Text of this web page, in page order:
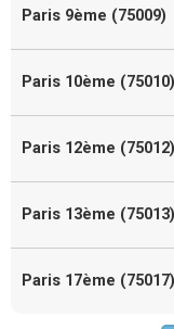
Paris 9ème (75009)
Paris 10ème (75010)
Paris 12ème (75012)
Paris 13ème (75013)
Paris 17ème (75017)